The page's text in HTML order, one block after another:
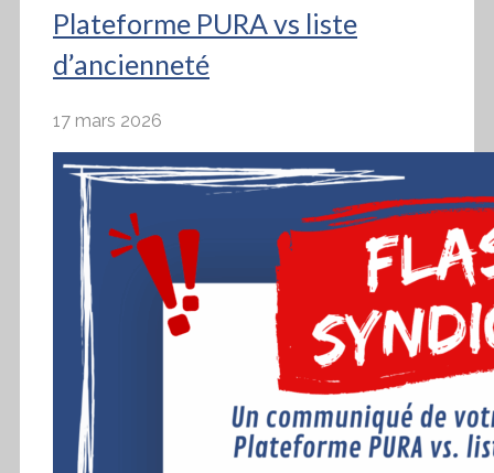
Plateforme PURA vs liste
d’ancienneté
17 mars 2026